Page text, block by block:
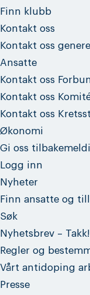
Finn klubb
Kontakt oss
Kontakt oss
Ansatte
Kontakt oss
Kontakt oss
Kontakt oss
Økonomi
Gi oss
Logg inn
Nyheter
Finn ansatte og
Søk
Nyhetsbrev – Takk!
Regler og
Vårt antidoping
Presse